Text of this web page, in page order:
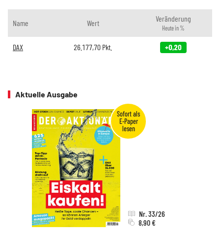
Name Wert Veränderung
Heute in %
DAX 26.177,70 Pkt. +0,20
Aktuelle Ausgabe
Nr. 33/26
8,90 €